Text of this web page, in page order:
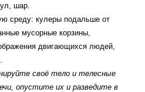
шар.
среду: кулеры подальше от
мусорные корзины,
двигающихся людей,
своё тело и телесные
опустите их и разведите в